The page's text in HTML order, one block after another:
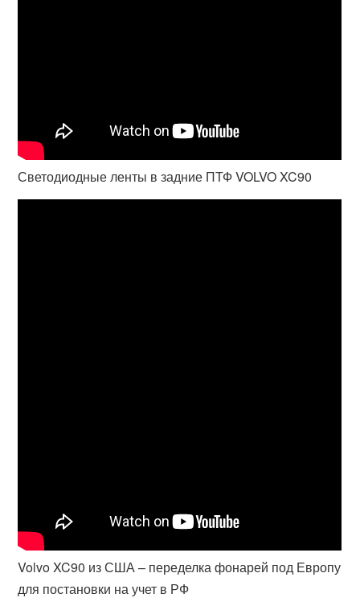
Светодиодные ленты в задние ПТФ VOLVO XC90
Volvo XC90 из США – переделка фонарей под Европу
для постановки на учет в РФ